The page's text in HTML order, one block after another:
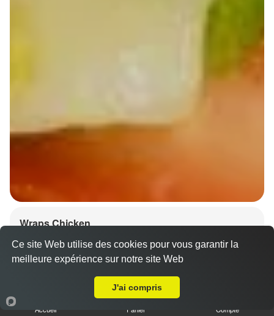
Wraps Chicken
8.50 €
Accueil Panier Compte
Ce site Web utilise des cookies pour vous garantir la
meilleure expérience sur notre site Web
J'ai compris